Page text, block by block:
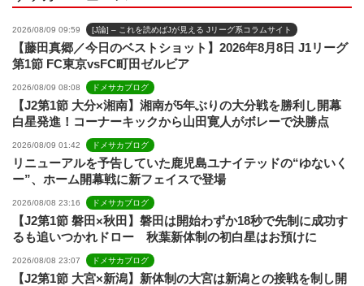
2026/08/09 09:59 [J論] – これを読めばJが見える Jリーグ系コラムサイト
【藤田真郷／今日のベストショット】2026年8月8日 J1リーグ
第1節 FC東京vsFC町田ゼルビア
2026/08/09 08:08 ドメサカブログ
【J2第1節 大分×湘南】湘南が5年ぶりの大分戦を勝利し開幕
白星発進！コーナーキックから山田寛人がボレーで決勝点
2026/08/09 01:42 ドメサカブログ
リニューアルを予告していた鹿児島ユナイテッドの“ゆないく
ー”、ホーム開幕戦に新フェイスで登場
2026/08/08 23:16 ドメサカブログ
【J2第1節 磐田×秋田】磐田は開始わずか18秒で先制に成功す
るも追いつかれドロー 秋葉新体制の初白星はお預けに
2026/08/08 23:07 ドメサカブログ
【J2第1節 大宮×新潟】新体制の大宮は新潟との接戦を制し開